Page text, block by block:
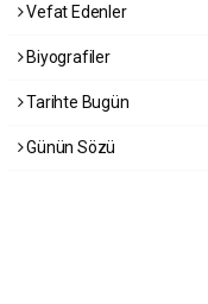
Vefat Edenler
Biyografiler
Tarihte Bugün
Günün Sözü